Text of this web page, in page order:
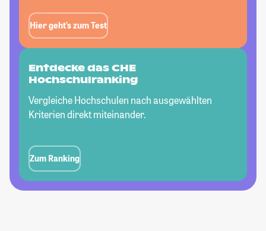
Hier geht’s zum Test
Entdecke das CHE
Hochschulranking
Vergleiche Hochschulen nach ausgewählten
Kriterien direkt miteinander.
Zum Ranking